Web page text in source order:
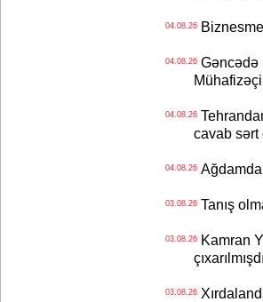
04.08.26
04.08.26Gəncədə
04.08.26
cavab sərt
04.08.26
03.08.26Tanış
03.08.26Kamran
çıxarılmışdı
03.08.26